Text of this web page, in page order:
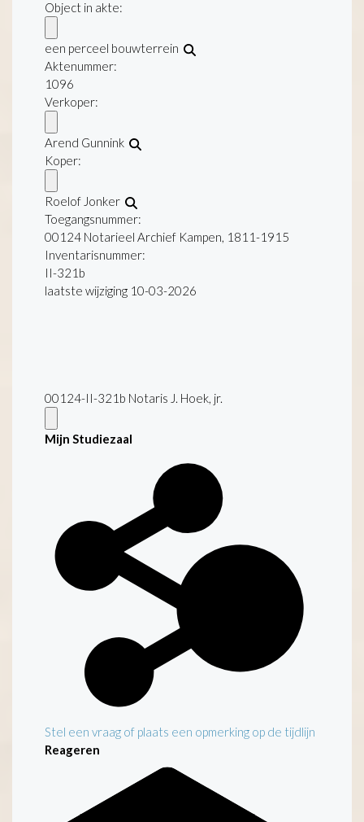
Object in akte:
een perceel bouwterrein
Aktenummer:
1096
Verkoper:
Arend Gunnink
Koper:
Roelof Jonker
Toegangsnummer:
00124 Notarieel Archief Kampen, 1811-1915
Inventarisnummer:
II-321b
laatste wijziging 10-03-2026
00124-II-321b Notaris J. Hoek, jr.
Mijn Studiezaal
Stel een vraag of plaats een opmerking op de tijdlijn
Reageren